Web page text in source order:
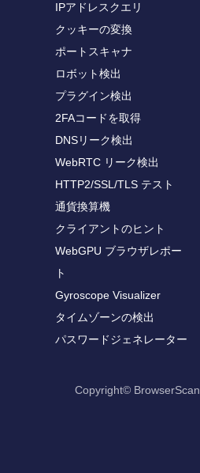
IPアドレスクエリ
クッキーの変換
ポートスキャナ
ロボット検出
プラグイン検出
2FAコードを取得
DNSリーク検出
WebRTC リーク検出
HTTP2/SSL/TLS テスト
通貨換算機
クライアントのヒント
WebGPU ブラウザレポー
ト
Gyroscope Visualizer
タイムゾーンの検出
パスワードジェネレーター
Copyright© BrowserScan